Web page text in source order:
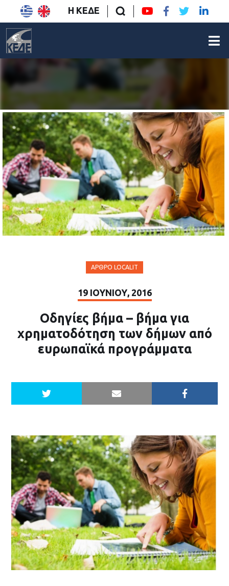
Η ΚΕΔΕ
ΆΡΘΡΟ LOCALIT
19 ΙΟΥΝΊΟΥ, 2016
Οδηγίες βήμα – βήμα για
χρηματοδότηση των δήμων από
ευρωπαϊκά προγράμματα